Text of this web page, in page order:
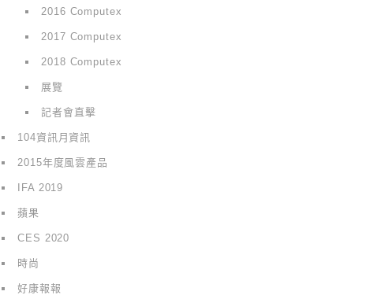
2016 Computex
2017 Computex
2018 Computex
展覽
記者會直擊
104資訊月資訊
2015年度風雲產品
IFA 2019
蘋果
CES 2020
時尚
好康報報